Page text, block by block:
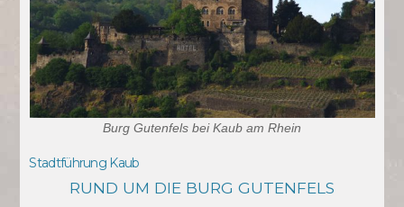
Burg Gutenfels bei Kaub am Rhein
Stadtführung Kaub
RUND UM DIE BURG GUTENFELS